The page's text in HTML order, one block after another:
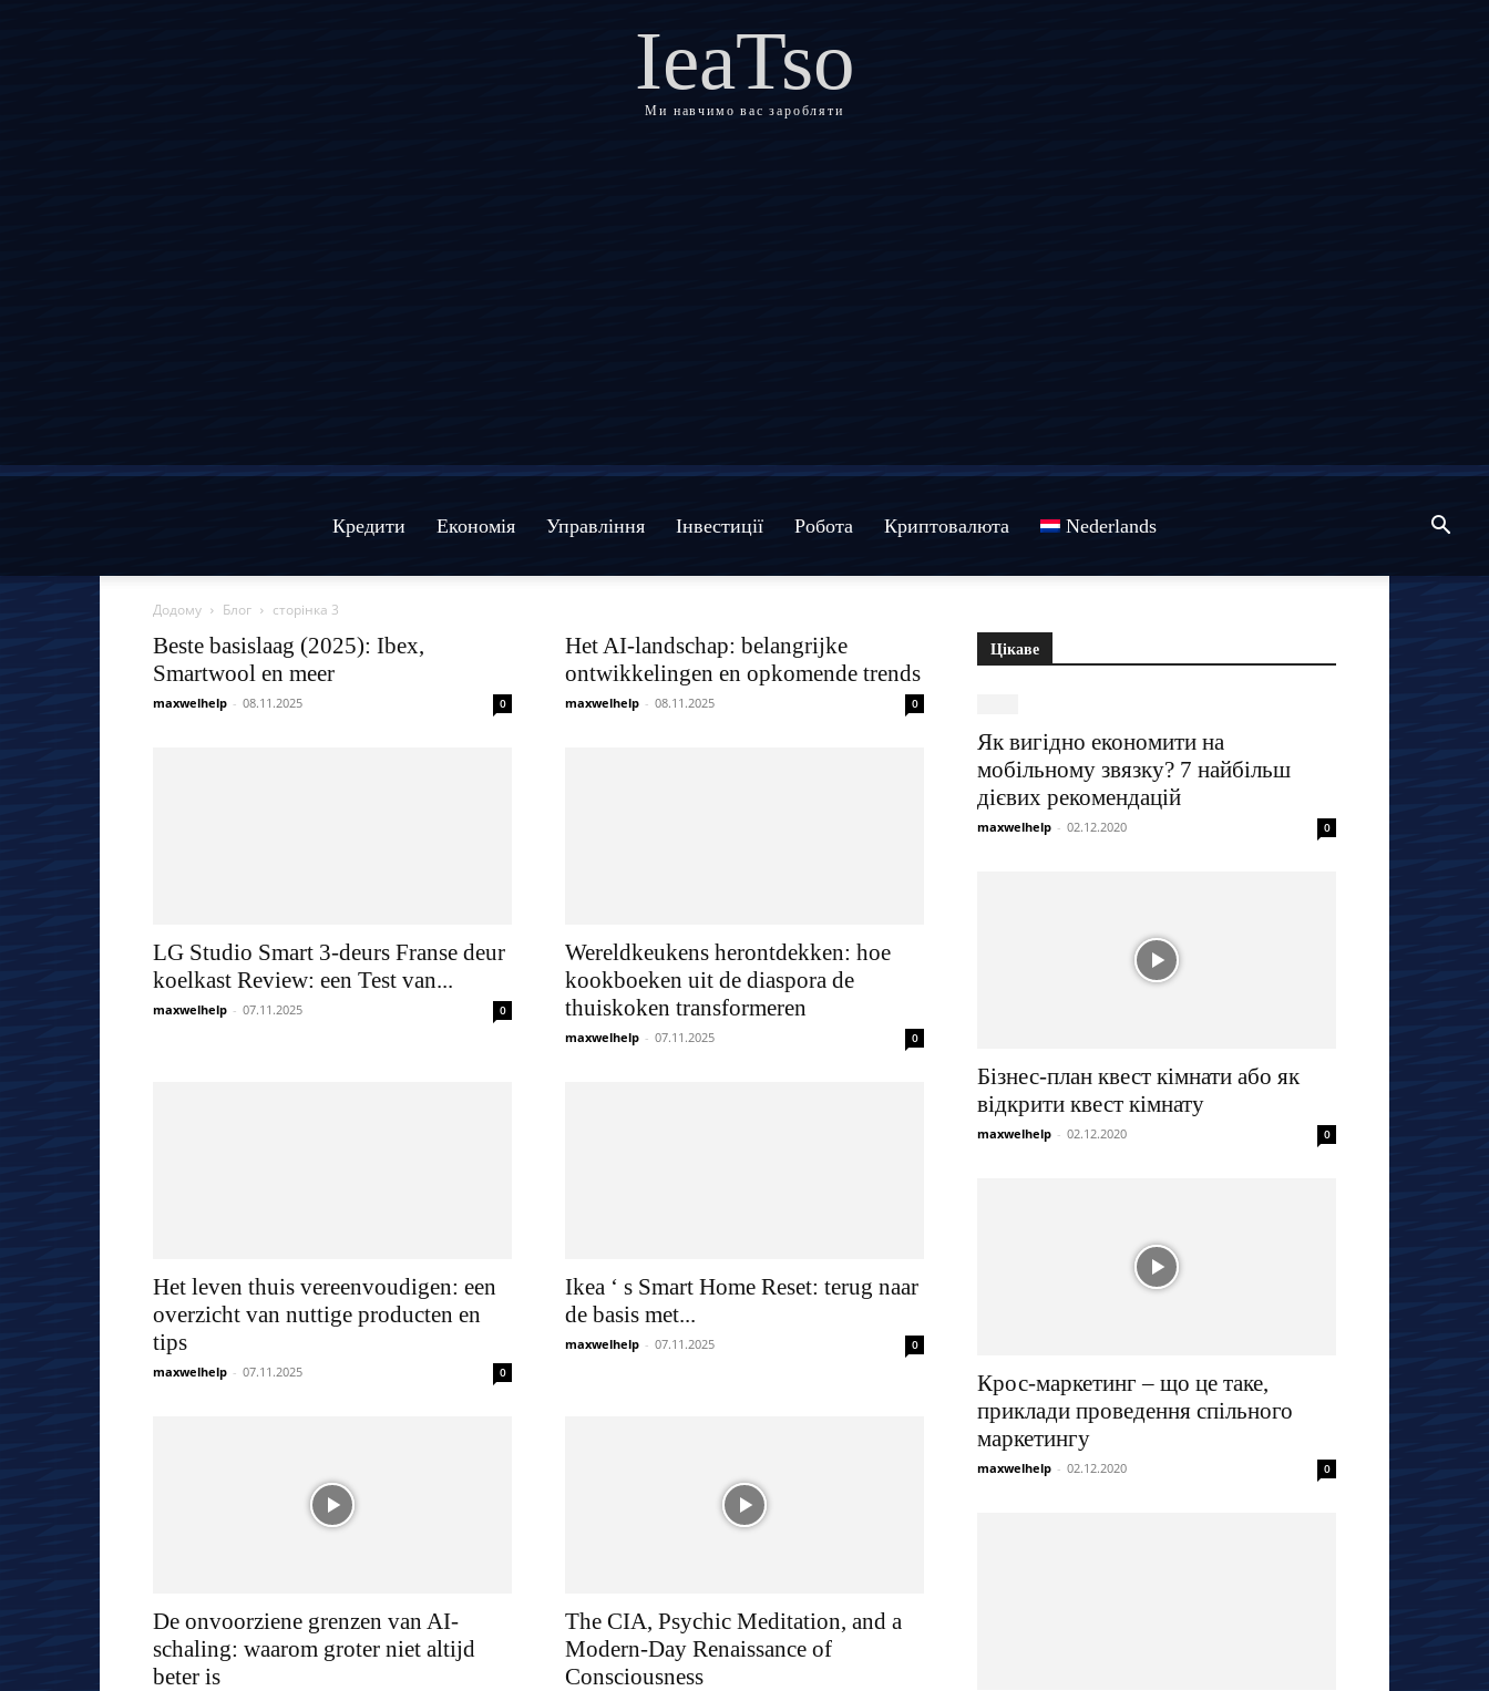
IeaTso
Ми навчимо вас заробляти
Кредити Економія Управління Інвестиції Робота Криптовалюта Nederlands
Додому Блог сторінка 3
Beste basislaag (2025): Ibex,
Smartwool en meer
maxwelhelp - 08.11.2025 0
Het AI-landschap: belangrijke
ontwikkelingen en opkomende trends
maxwelhelp - 08.11.2025 0
LG Studio Smart 3-deurs Franse deur
koelkast Review: een Test van...
maxwelhelp - 07.11.2025 0
Wereldkeukens herontdekken: hoe
kookboeken uit de diaspora de
thuiskoken transformeren
maxwelhelp - 07.11.2025 0
Het leven thuis vereenvoudigen: een
overzicht van nuttige producten en
tips
maxwelhelp - 07.11.2025 0
Ikea ‘ s Smart Home Reset: terug naar
de basis met...
maxwelhelp - 07.11.2025 0
De onvoorziene grenzen van AI-
schaling: waarom groter niet altijd
beter is
The CIA, Psychic Meditation, and a
Modern-Day Renaissance of
Consciousness
Цікаве
Як вигідно економити на
мобільному звязку? 7 найбільш
дієвих рекомендацій
maxwelhelp - 02.12.2020 0
Бізнес-план квест кімнати або як
відкрити квест кімнату
maxwelhelp - 02.12.2020 0
Крос-маркетинг – що це таке,
приклади проведення спільного
маркетингу
maxwelhelp - 02.12.2020 0